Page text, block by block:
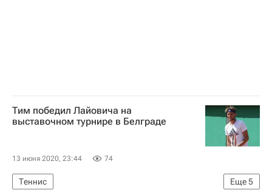
Тим победил Лайовича на
выставочном турнире в Белграде
13 июня 2020, 23:44 74
Еще5
Теннис